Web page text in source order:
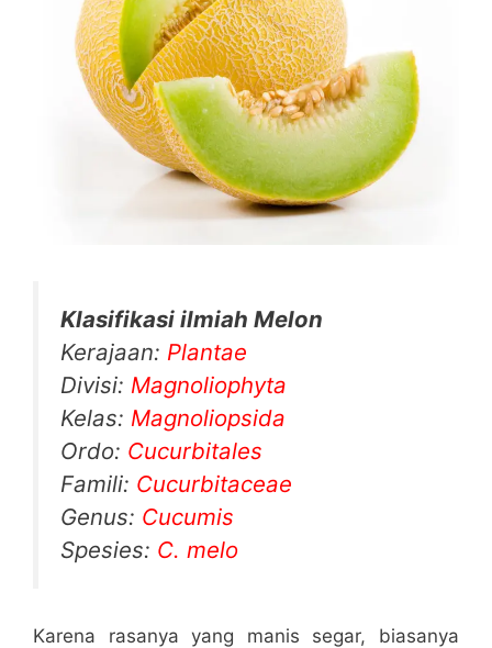
Klasifikasi ilmiah Melon
Kerajaan: Plantae
Divisi: Magnoliophyta
Kelas: Magnoliopsida
Ordo: Cucurbitales
Famili: Cucurbitaceae
Genus: Cucumis
Spesies: C. melo
Karena rasanya yang manis segar, biasanya